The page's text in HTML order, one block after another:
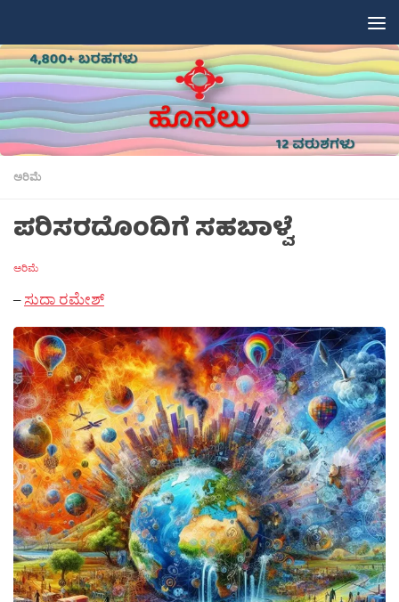
ಅರಿಮೆ
ಪರಿಸರದೊಂದಿಗೆ ಸಹಬಾಳ್ವೆ
ಅರಿಮೆ
–ಸುದಾ ರಮೇಶ್